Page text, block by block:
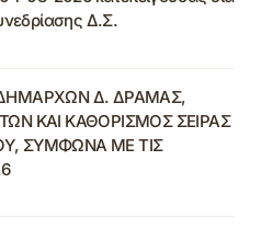
Δ.Σ.
Δ. ΔΡΑΜΑΣ,
ΚΑΙ ΚΑΘΟΡΙΣΜΟΣ ΣΕΙΡΑΣ
ΣΥΜΦΩΝΑ ΜΕ ΤΙΣ